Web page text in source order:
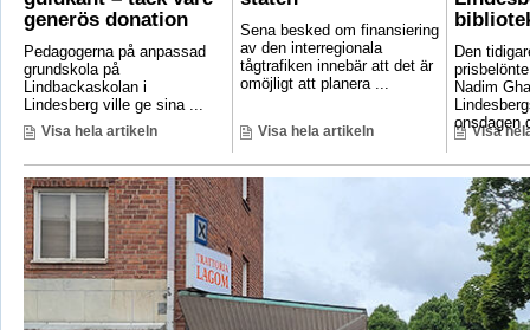
generös donation
Pedagogerna på anpassad
grundskola på
Lindbackaskolan i
Lindesberg ville ge sina ...
Visa hela artikeln
Sena besked om finansiering
av den interregionala
tågtrafiken innebär att det är
omöjligt att planera ...
Visa hela artikeln
Den
Nadim
onsdagen
Visa